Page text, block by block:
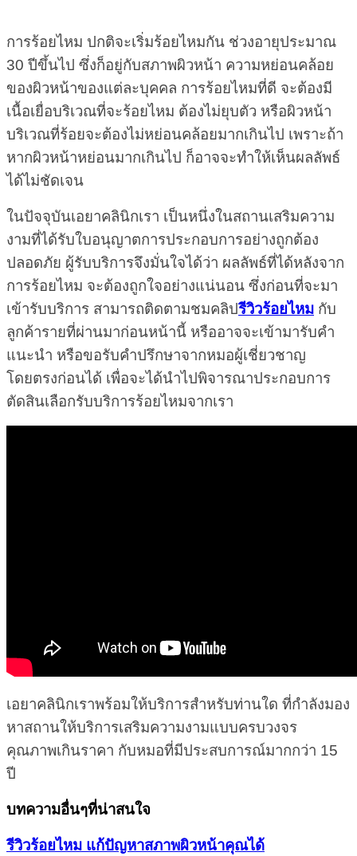
การร้อยไหม ปกติจะเริ่มร้อยไหมกัน ช่วงอายุประมาณ
30 ปีขึ้นไป ซึ่งก็อยู่กับสภาพผิวหน้า ความหย่อนคล้อย
ของผิวหน้าของแต่ละบุคคล การร้อยไหมที่ดี จะต้องมี
เนื้อเยื่อบริเวณที่จะร้อยไหม ต้องไม่ยุบตัว หรือผิวหน้า
บริเวณที่ร้อยจะต้องไม่หย่อนคล้อยมากเกินไป เพราะถ้า
หากผิวหน้าหย่อนมากเกินไป ก็อาจจะทำให้เห็นผลลัพธ์
ได้ไม่ชัดเจน
ในปัจจุบันเอยาคลินิกเรา เป็นหนึ่งในสถานเสริมความ
งามที่ได้รับใบอนุญาตการประกอบการอย่างถูกต้อง
ปลอดภัย ผู้รับบริการจึงมั่นใจได้ว่า ผลลัพธ์ที่ได้หลังจาก
การร้อยไหม จะต้องถูกใจอย่างแน่นอน ซึ่งก่อนที่จะมา
เข้ารับบริการ สามารถติดตามชมคลิปรีวิวร้อยไหม กับ
ลูกค้ารายที่ผ่านมาก่อนหน้านี้ หรืออาจจะเข้ามารับคำ
แนะนำ หรือขอรับคำปรึกษาจากหมอผู้เชี่ยวชาญ
โดยตรงก่อนได้ เพื่อจะได้นำไปพิจารณาประกอบการ
ตัดสินเลือกรับบริการร้อยไหมจากเรา
เอยาคลินิกเราพร้อมให้บริการสำหรับท่านใด ที่กำลังมอง
หาสถานให้บริการเสริมความงามแบบครบวงจร
คุณภาพเกินราคา กับหมอที่มีประสบการณ์มากกว่า 15
ปี
บทความอื่นๆที่น่าสนใจ
รีวิวร้อยไหม แก้ปัญหาสภาพผิวหน้าคุณได้